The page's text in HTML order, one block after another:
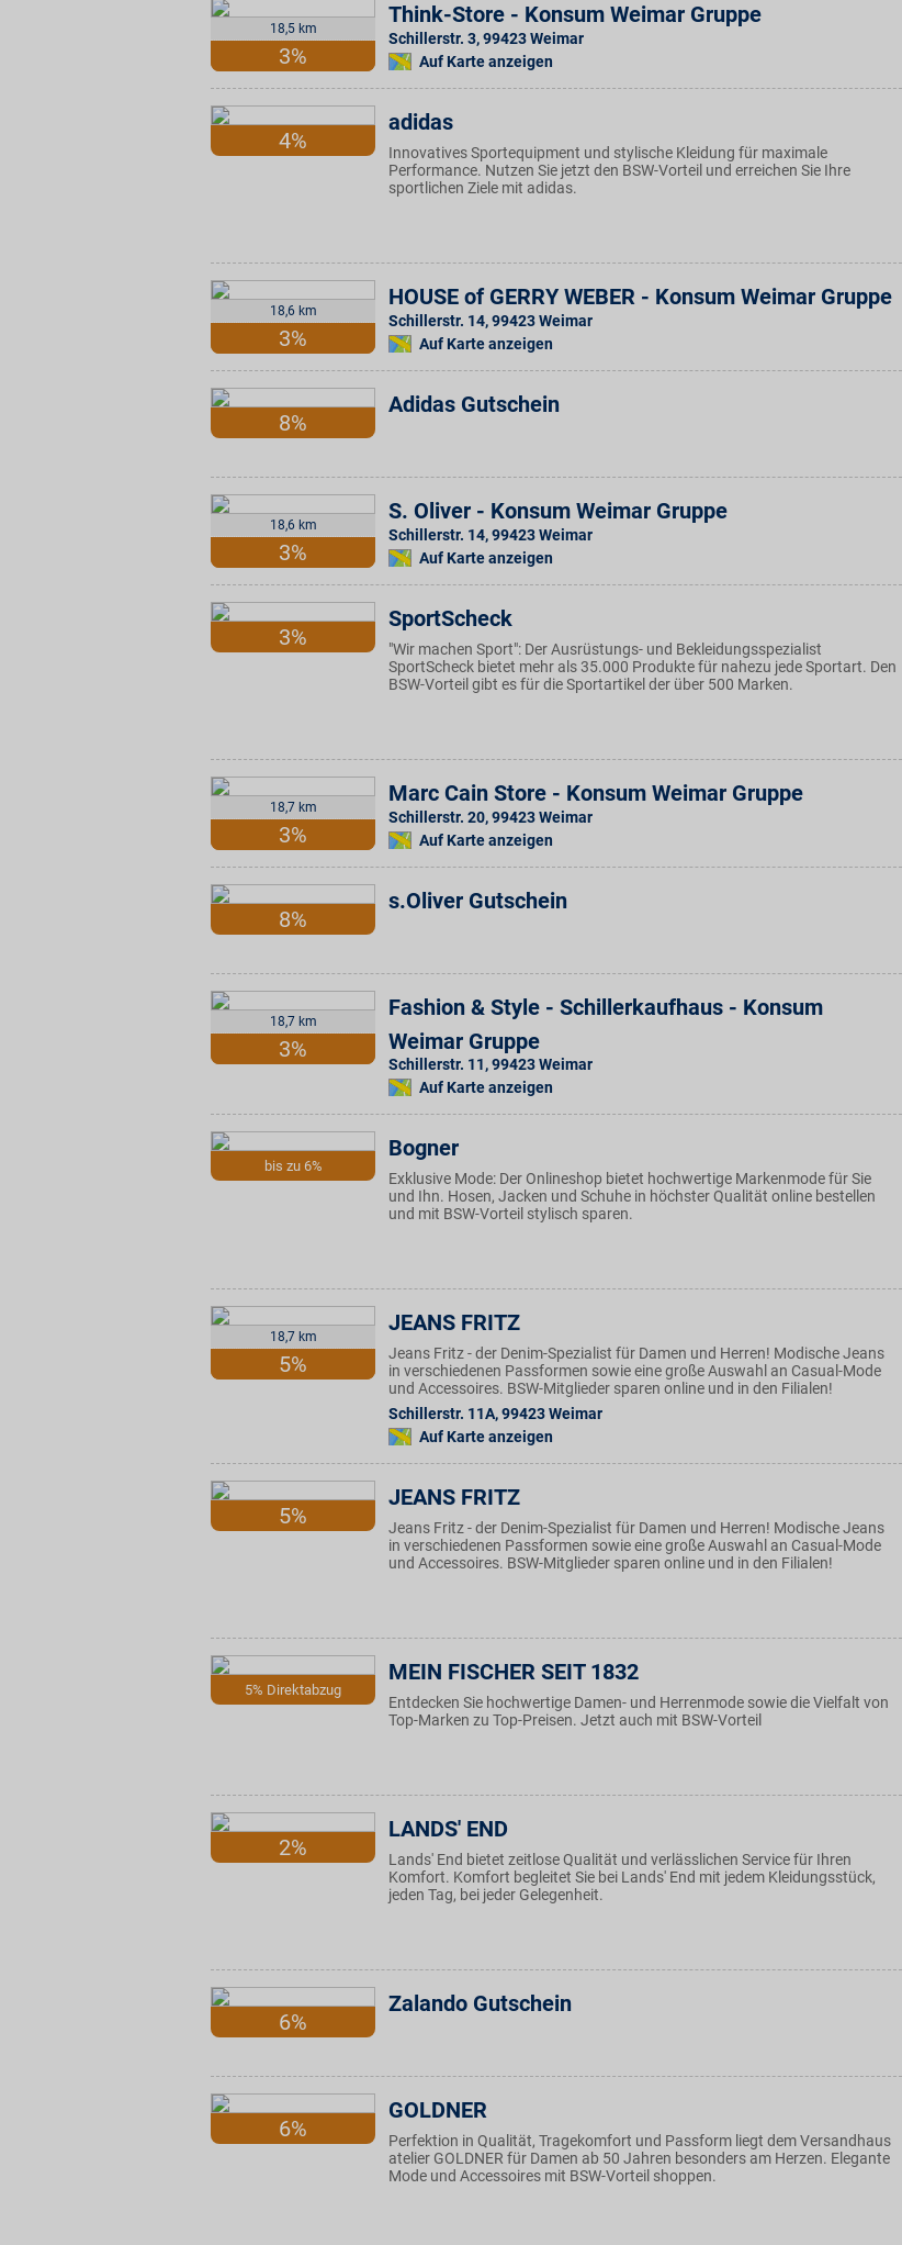
18,5 km
3%
Think-Store - Konsum Weimar Gruppe
Schillerstr. 3,99423Weimar
Auf Karte anzeigen
4%
adidas
Innovatives Sportequipment und stylische Kleidung für maximale
Performance. Nutzen Sie jetzt den BSW-Vorteil und erreichen Sie Ihre
sportlichen Ziele mit adidas.
18,6 km
3%
HOUSE of GERRY WEBER - Konsum Weimar Gruppe
Schillerstr. 14,99423Weimar
Auf Karte anzeigen
8%
Adidas Gutschein
18,6 km
3%
S. Oliver - Konsum Weimar Gruppe
Schillerstr. 14,99423Weimar
Auf Karte anzeigen
3%
SportScheck
"Wir machen Sport": Der Ausrüstungs- und Bekleidungsspezialist
SportScheck bietet mehr als 35.000 Produkte für nahezu jede Sportart. Den
BSW-Vorteil gibt es für die Sportartikel der über 500 Marken.
18,7 km
3%
Marc Cain Store - Konsum Weimar Gruppe
Schillerstr. 20,99423Weimar
Auf Karte anzeigen
8%
s.Oliver Gutschein
18,7 km
3%
Fashion & Style - Schillerkaufhaus - Konsum
Weimar Gruppe
Schillerstr. 11,99423Weimar
Auf Karte anzeigen
bis zu 6%
Bogner
Exklusive Mode: Der Onlineshop bietet hochwertige Markenmode für Sie
und Ihn. Hosen, Jacken und Schuhe in höchster Qualität online bestellen
und mit BSW-Vorteil stylisch sparen.
18,7 km
5%
JEANS FRITZ
Jeans Fritz - der Denim-Spezialist für Damen und Herren! Modische Jeans
in verschiedenen Passformen sowie eine große Auswahl an Casual-Mode
und Accessoires. BSW-Mitglieder sparen online und in den Filialen!
Schillerstr. 11A,99423Weimar
Auf Karte anzeigen
5%
JEANS FRITZ
Jeans Fritz - der Denim-Spezialist für Damen und Herren! Modische Jeans
in verschiedenen Passformen sowie eine große Auswahl an Casual-Mode
und Accessoires. BSW-Mitglieder sparen online und in den Filialen!
5% Direktabzug
MEIN FISCHER SEIT 1832
Entdecken Sie hochwertige Damen- und Herrenmode sowie die Vielfalt von
Top-Marken zu Top-Preisen. Jetzt auch mit BSW-Vorteil
2%
LANDS' END
Lands' End bietet zeitlose Qualität und verlässlichen Service für Ihren
Komfort. Komfort begleitet Sie bei Lands' End mit jedem Kleidungsstück,
jeden Tag, bei jeder Gelegenheit.
6%
Zalando Gutschein
6%
GOLDNER
Perfektion in Qualität, Tragekomfort und Passform liegt dem Versandhaus
atelier GOLDNER für Damen ab 50 Jahren besonders am Herzen. Elegante
Mode und Accessoires mit BSW-Vorteil shoppen.